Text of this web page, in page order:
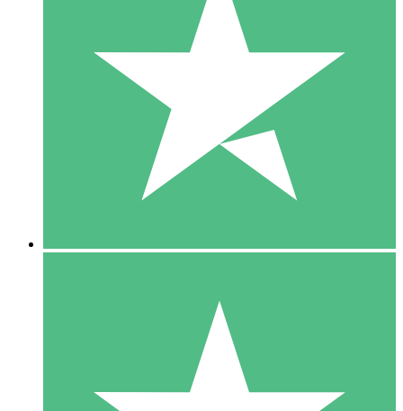
Paquetes de Créditos Individuales
Paga según el uso con créditos de descarga. Sin compromiso
10 00
10 Descargas
20 00